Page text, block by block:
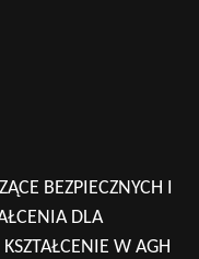
BEZPIECZNYCH I
DLA
W AGH